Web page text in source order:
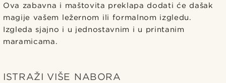
Ova zabavna i maštovita preklapa dodati će dašak
magije vašem ležernom ili formalnom izgledu.
Izgleda sjajno i u jednostavnim i u printanim
maramicama.
ISTRAŽI VIŠE NABORA